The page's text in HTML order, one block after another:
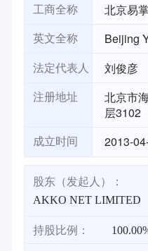
工商全称 北京易
英文全称 Beijing
法定代表人 刘俊彦
注册地址
北京市
层3102
成立时间 2013-
股东（发起人）：
AKKO NET LIMITED
持股比例：